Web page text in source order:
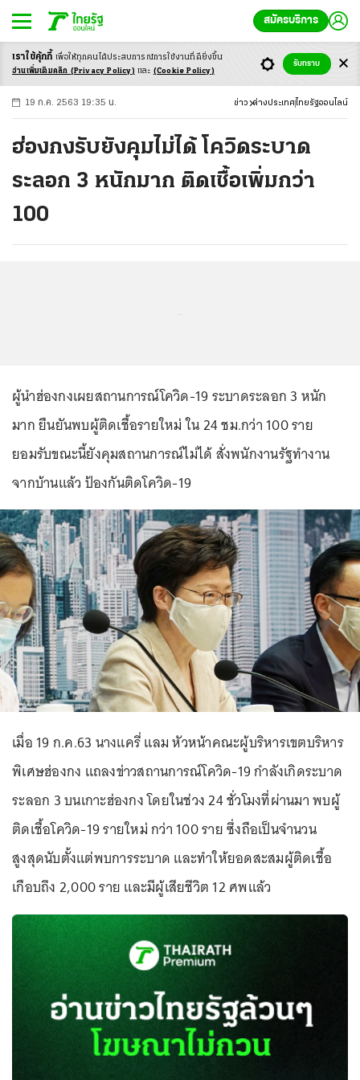
สมัครบริการ
-ก ก ก+
19 ก.ค. 2563 19:35 น. ข่าว ต่างประเทศ ไทยรัฐออนไลน์
ฮ่องกงรับยังคุมไม่ได้ โควิดระบาด
ระลอก 3 หนักมาก ติดเชื้อเพิ่มกว่า
100
ผู้นำฮ่องกงเผยสถานการณ์โควิด-19 ระบาดระลอก 3 หนัก
มาก ยืนยันพบผู้ติดเชื้อรายใหม่ ใน 24 ชม.กว่า 100 ราย
ยอมรับขณะนี้ยังคุมสถานการณ์ไม่ได้ สั่งพนักงานรัฐทำงาน
จากบ้านแล้ว ป้องกันติดโควิด-19
เมื่อ 19 ก.ค.63 นางแครี่ แลม หัวหน้าคณะผู้บริหารเขตบริหาร
พิเศษฮ่องกง แถลงข่าวสถานการณ์โควิด-19 กำลังเกิดระบาด
ระลอก 3 บนเกาะฮ่องกง โดยในช่วง 24 ชั่วโมงที่ผ่านมา พบผู้
ติดเชื้อโควิด-19 รายใหม่ กว่า 100 ราย ซึ่งถือเป็นจำนวน
สูงสุดนับตั้งแต่พบการระบาด และทำให้ยอดสะสมผู้ติดเชื้อ
เกือบถึง 2,000 ราย และมีผู้เสียชีวิต 12 ศพแล้ว
เราใช้คุ้กกี้ เพื่อให้ทุกคนได้ประสบการณ์การใช้งานที่ดียิ่งขึ้น
อ่านเพิ่มเติมคลิก (Privacy Policy) และ (Cookie Policy)
รับทราบ